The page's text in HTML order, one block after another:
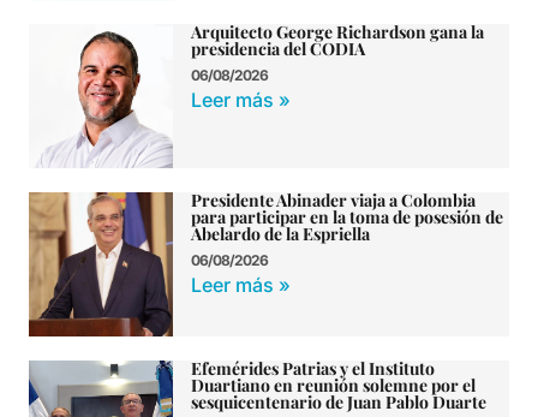
Arquitecto George Richardson gana la
presidencia del CODIA
06/08/2026
Leer más »
Presidente Abinader viaja a Colombia
para participar en la toma de posesión de
Abelardo de la Espriella
06/08/2026
Leer más »
Efemérides Patrias y el Instituto
Duartiano en reunión solemne por el
sesquicentenario de Juan Pablo Duarte